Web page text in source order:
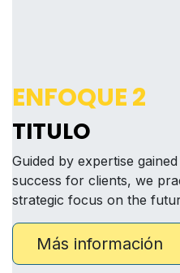
ENFOQUE 2
TITULO
Guided by expertise
success for clients, we
strategic focus on the
Más información